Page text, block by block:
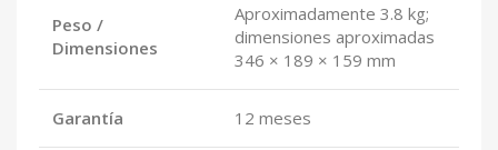
Peso /
Dimensiones
Aproximadamente 3.8 kg;
dimensiones aproximadas
346 × 189 × 159 mm
Garantía 12 meses